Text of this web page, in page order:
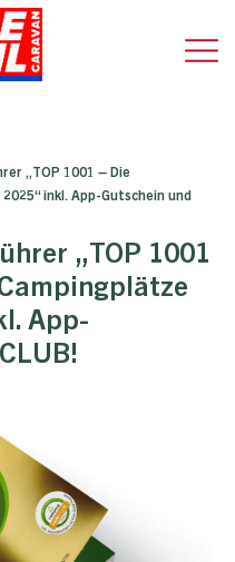
„TOP 1001 – Die
inkl. App-Gutschein und
„TOP 1001
App-